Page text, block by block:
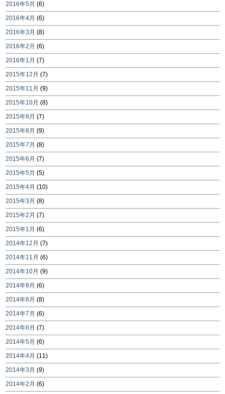
2016年5月 (6)
2016年4月 (6)
2016年3月 (8)
2016年2月 (6)
2016年1月 (7)
2015年12月 (7)
2015年11月 (9)
2015年10月 (8)
2015年9月 (7)
2015年8月 (9)
2015年7月 (8)
2015年6月 (7)
2015年5月 (5)
2015年4月 (10)
2015年3月 (8)
2015年2月 (7)
2015年1月 (6)
2014年12月 (7)
2014年11月 (6)
2014年10月 (9)
2014年9月 (6)
2014年8月 (8)
2014年7月 (6)
2014年6月 (7)
2014年5月 (6)
2014年4月 (11)
2014年3月 (9)
2014年2月 (6)